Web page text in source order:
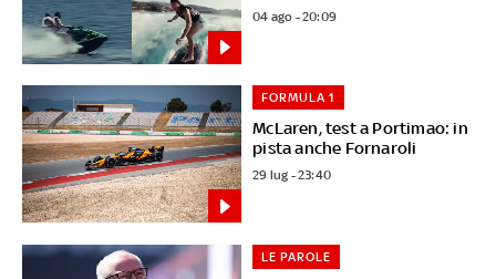
04 ago - 20:09
McLaren, test a Portimao: in
pista anche Fornaroli
FORMULA 1
29 lug - 23:40
LE PAROLE